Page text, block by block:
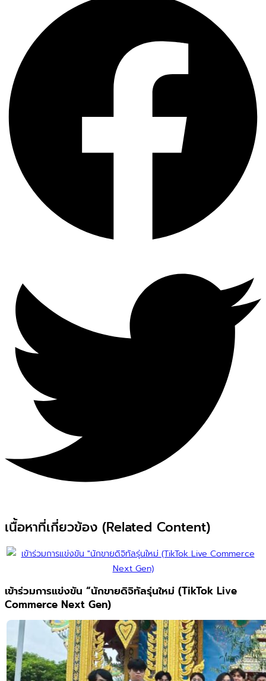
เนื้อหาที่เกี่ยวข้อง (Related Content)
เข้าร่วมการแข่งขัน “นักขายดิจิทัลรุ่นใหม่ (TikTok Live
Commerce Next Gen)